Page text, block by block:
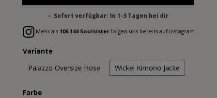
Sofort verfügbar: In 1-3 Tagen bei dir
Mehr als 106.144 Soulsisterfolgen uns bereits auf Instagram
Variante
Palazzo Oversize Hose
Wickel Kimono Jacke
Farbe